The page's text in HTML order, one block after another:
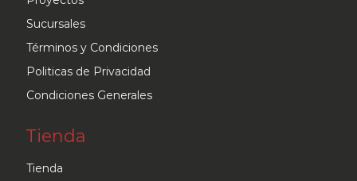
de
producto
Sucursales
Términos y Condiciones
Politicas de Privacidad
Condiciones Generales
Tienda
Tienda